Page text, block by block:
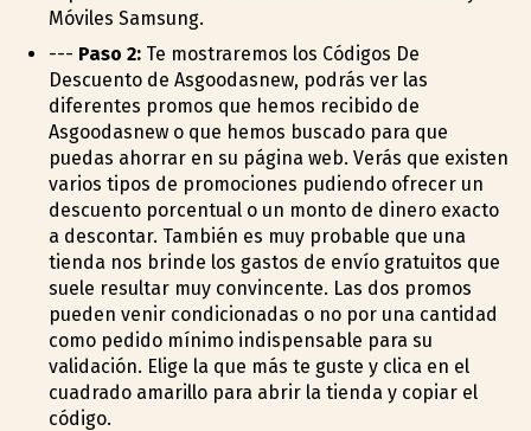
Móviles Samsung.
--- Paso 2:Te mostraremos los Códigos De
Descuento de Asgoodasnew, podrás ver las
diferentes promos que hemos recibido de
Asgoodasnew o que hemos buscado para que
puedas ahorrar en su página web. Verás que existen
varios tipos de promociones pudiendo ofrecer un
descuento porcentual o un monto de dinero exacto
a descontar. También es muy probable que una
tienda nos brinde los gastos de envío gratuitos que
suele resultar muy convincente. Las dos promos
pueden venir condicionadas o no por una cantidad
como pedido mínimo indispensable para su
validación. Elige la que más te guste y clica en el
cuadrado amarillo para abrir la tienda y copiar el
código.